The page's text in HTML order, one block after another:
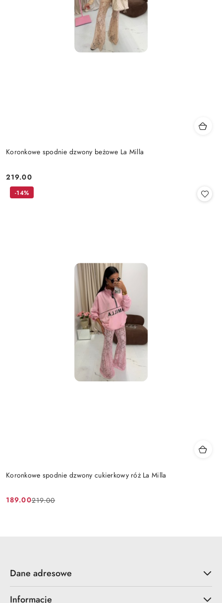
Koronkowe spodnie dzwony beżowe La Milla
Cena:
219.00
Koronkowe spodnie dzwony cukierkowy róż La Milla
Cena
189.00
Cena
219.00
-14%
Dane adresowe
Informacje